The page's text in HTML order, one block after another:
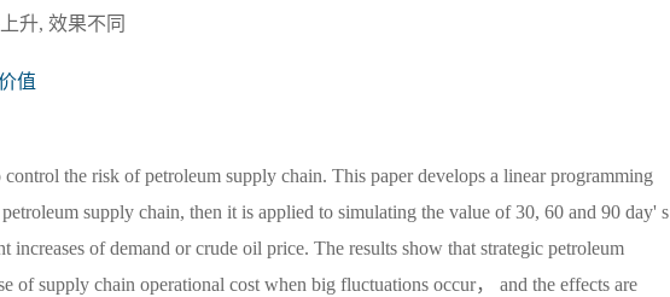
升, 效果不同
值
the risk of petroleum supply chain. This paper develops a linear programming
supply chain, then it is applied to simulating the value of 30, 60 and 90 day' s
increases of demand or crude oil price. The results show that strategic petroleum
of supply chain operational cost when big fluctuations occur， and the effects are